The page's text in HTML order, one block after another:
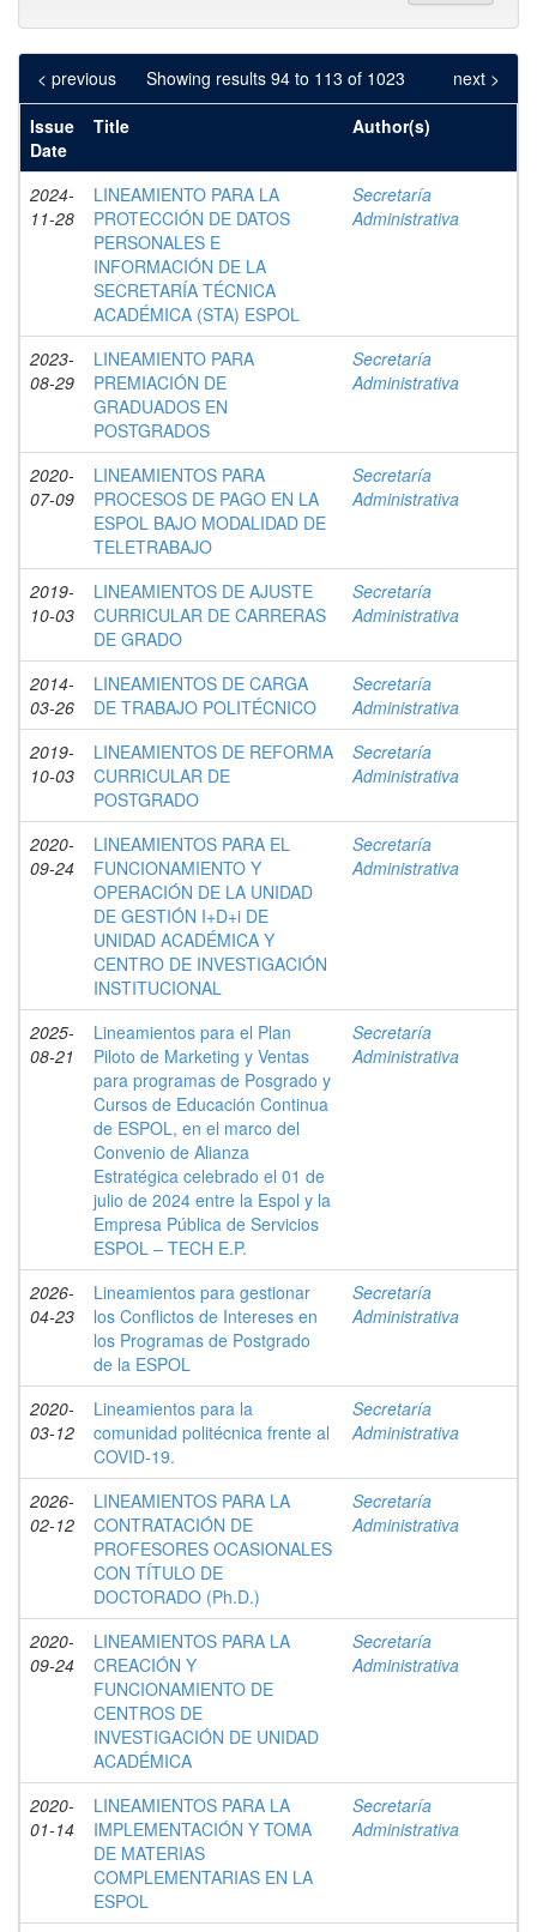
Showing results 94 to 113 of 1023
< previous
next >
Issue
Date
Title Author(s)
2024-
11-28
LINEAMIENTO PARA LA
PROTECCIÓN DE DATOS
PERSONALES E
INFORMACIÓN DE LA
SECRETARÍA TÉCNICA
ACADÉMICA (STA) ESPOL
Secretaría
Administrativa
2023-
08-29
LINEAMIENTO PARA
PREMIACIÓN DE
GRADUADOS EN
POSTGRADOS
Secretaría
Administrativa
2020-
07-09
LINEAMIENTOS PARA
PROCESOS DE PAGO EN LA
ESPOL BAJO MODALIDAD DE
TELETRABAJO
Secretaría
Administrativa
2019-
10-03
LINEAMIENTOS DE AJUSTE
CURRICULAR DE CARRERAS
DE GRADO
Secretaría
Administrativa
2014-
03-26
LINEAMIENTOS DE CARGA
DE TRABAJO POLITÉCNICO
Secretaría
Administrativa
2019-
10-03
LINEAMIENTOS DE REFORMA
CURRICULAR DE
POSTGRADO
Secretaría
Administrativa
2020-
09-24
LINEAMIENTOS PARA EL
FUNCIONAMIENTO Y
OPERACIÓN DE LA UNIDAD
DE GESTIÓN I+D+i DE
UNIDAD ACADÉMICA Y
CENTRO DE INVESTIGACIÓN
INSTITUCIONAL
Secretaría
Administrativa
2025-
08-21
Lineamientos para el Plan
Piloto de Marketing y Ventas
para programas de Posgrado y
Cursos de Educación Continua
de ESPOL, en el marco del
Convenio de Alianza
Estratégica celebrado el 01 de
julio de 2024 entre la Espol y la
Empresa Pública de Servicios
ESPOL – TECH E.P.
Secretaría
Administrativa
2026-
04-23
Lineamientos para gestionar
los Conflictos de Intereses en
los Programas de Postgrado
de la ESPOL
Secretaría
Administrativa
2020-
03-12
Lineamientos para la
comunidad politécnica frente al
COVID-19.
Secretaría
Administrativa
2026-
02-12
LINEAMIENTOS PARA LA
CONTRATACIÓN DE
PROFESORES OCASIONALES
CON TÍTULO DE
DOCTORADO (Ph.D.)
Secretaría
Administrativa
2020-
09-24
LINEAMIENTOS PARA LA
CREACIÓN Y
FUNCIONAMIENTO DE
CENTROS DE
INVESTIGACIÓN DE UNIDAD
ACADÉMICA
Secretaría
Administrativa
2020-
01-14
LINEAMIENTOS PARA LA
IMPLEMENTACIÓN Y TOMA
DE MATERIAS
COMPLEMENTARIAS EN LA
ESPOL
Secretaría
Administrativa